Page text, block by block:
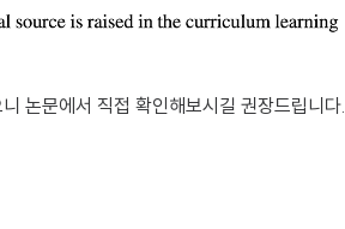
논문에서 직접 확인해보시길 권장드립니다.